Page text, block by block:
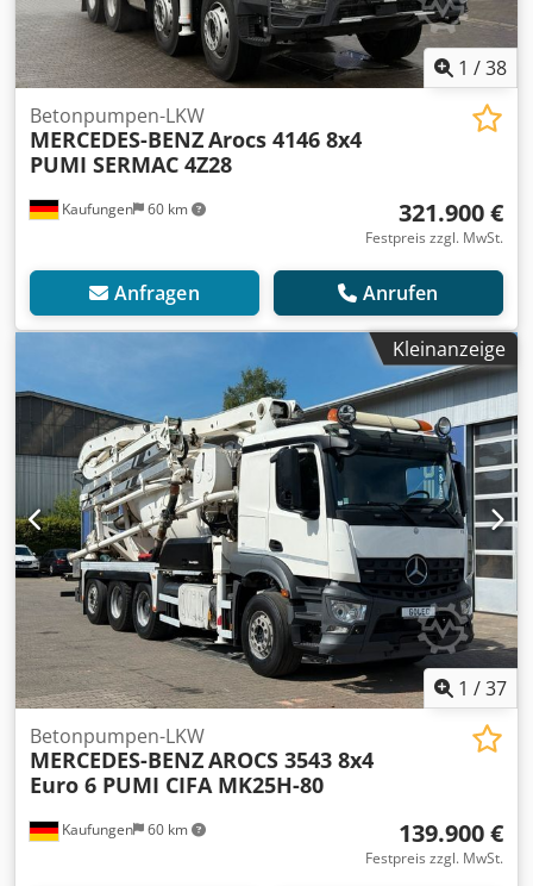
1 /38
Kaufungen 60 km
Betonpumpen-LKW
MERCEDES-BENZArocs 4146 8x4
PUMI SERMAC 4Z28
321.900 €
Festpreis zzgl. MwSt.
Anfragen Anrufen
Kleinanzeige
1 /37
Kaufungen 60 km
Betonpumpen-LKW
MERCEDES-BENZAROCS 3543 8x4
Euro 6 PUMI CIFA MK25H-80
139.900 €
Festpreis zzgl. MwSt.